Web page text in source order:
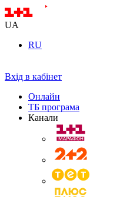
UA
RU
Вхід в кабінет
Онлайн
ТБ програма
Канали